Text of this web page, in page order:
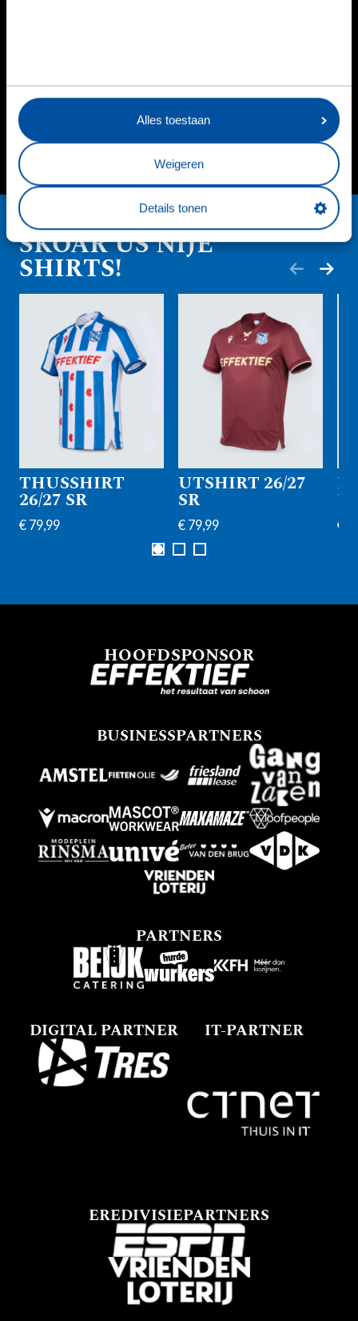
Alles toestaan
Weigeren
Details tonen
SPELER INFO
SKOAR ÚS NIJE
SHIRTS!
THUSSHIRT
26/27 SR
€ 79,99
UTSHIRT 26/27
SR
€ 79,99 €
HOOFDSPONSOR
BUSINESSPARTNERS
PARTNERS
DIGITAL PARTNER IT-PARTNER
EREDIVISIEPARTNERS